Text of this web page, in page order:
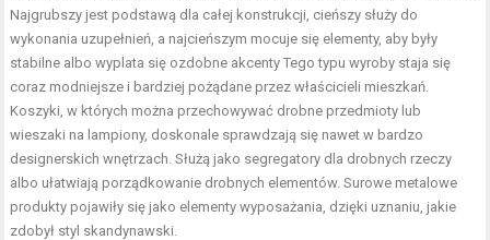
Najgrubszy jest podstawą dla całej konstrukcji, cieńszy służy do
wykonania uzupełnień, a najcieńszym mocuje się elementy, aby były
stabilne albo wyplata się ozdobne akcenty Tego typu wyroby staja się
coraz modniejsze i bardziej pożądane przez właścicieli mieszkań.
Koszyki, w których można przechowywać drobne przedmioty lub
wieszaki na lampiony, doskonale sprawdzają się nawet w bardzo
designerskich wnętrzach. Służą jako segregatory dla drobnych rzeczy
albo ułatwiają porządkowanie drobnych elementów. Surowe metalowe
produkty pojawiły się jako elementy wyposażania, dzięki uznaniu, jakie
zdobył styl skandynawski.